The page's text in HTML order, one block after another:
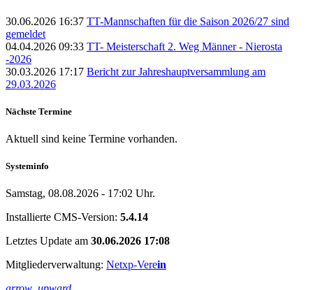
30.06.2026 16:37 TT-Mannschaften für die Saison 2026/27 sind
gemeldet
04.04.2026 09:33 TT- Meisterschaft 2. Weg Männer - Nierosta
-2026
30.03.2026 17:17 Bericht zur Jahreshauptversammlung am
29.03.2026
Nächste Termine
Aktuell sind keine Termine vorhanden.
Systeminfo
Samstag, 08.08.2026 - 17:02 Uhr.
Installierte CMS-Version: 5.4.14
Letztes Update am 30.06.2026 17:08
Mitgliederverwaltung: Netxp-Verein